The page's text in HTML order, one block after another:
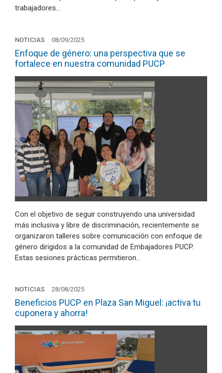
trabajadores…
NOTICIAS 08/09/2025
Enfoque de género: una perspectiva que se
fortalece en nuestra comunidad PUCP
Con el objetivo de seguir construyendo una universidad
más inclusiva y libre de discriminación, recientemente se
organizaron talleres sobre comunicación con enfoque de
género dirigidos a la comunidad de Embajadores PUCP.
Estas sesiones prácticas permitieron…
NOTICIAS 28/08/2025
Beneficios PUCP en Plaza San Miguel: ¡activa tu
cuponera y ahorra!